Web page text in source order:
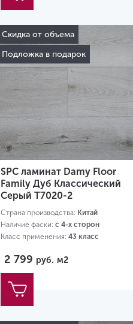
Скидка от объема
Подложка в подарок
SPC ламинат Damy Floor
Family Дуб Классический
Серый T7020-2
Страна производства: Китай
Наличие фаски: с 4-х сторон
Класс применения: 43 класс
2 799 руб. м2